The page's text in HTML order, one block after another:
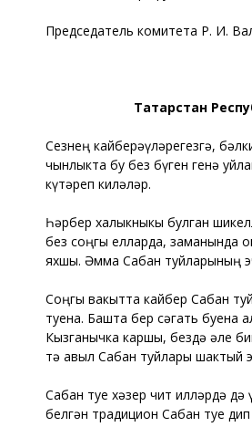
Председатель комитета Р. И.
Татарстан
Сезнең кайберәүләрегезгә,
чынлыкта бу без бүген генә
күтәреп киләләр.
Һәрбер халыкныкы булган
без соңгы елларда, заманында
яхшы. Әмма Сабан туйларының
Соңгы вакытта кайбер Сабан
туена. Башта бер сәгать буена
Кызганычка каршы, бездә әле
тә авыл Сабан туйлары шактый
Сабан туе хәзер чит илләрдә
белгән традицион Сабан туе